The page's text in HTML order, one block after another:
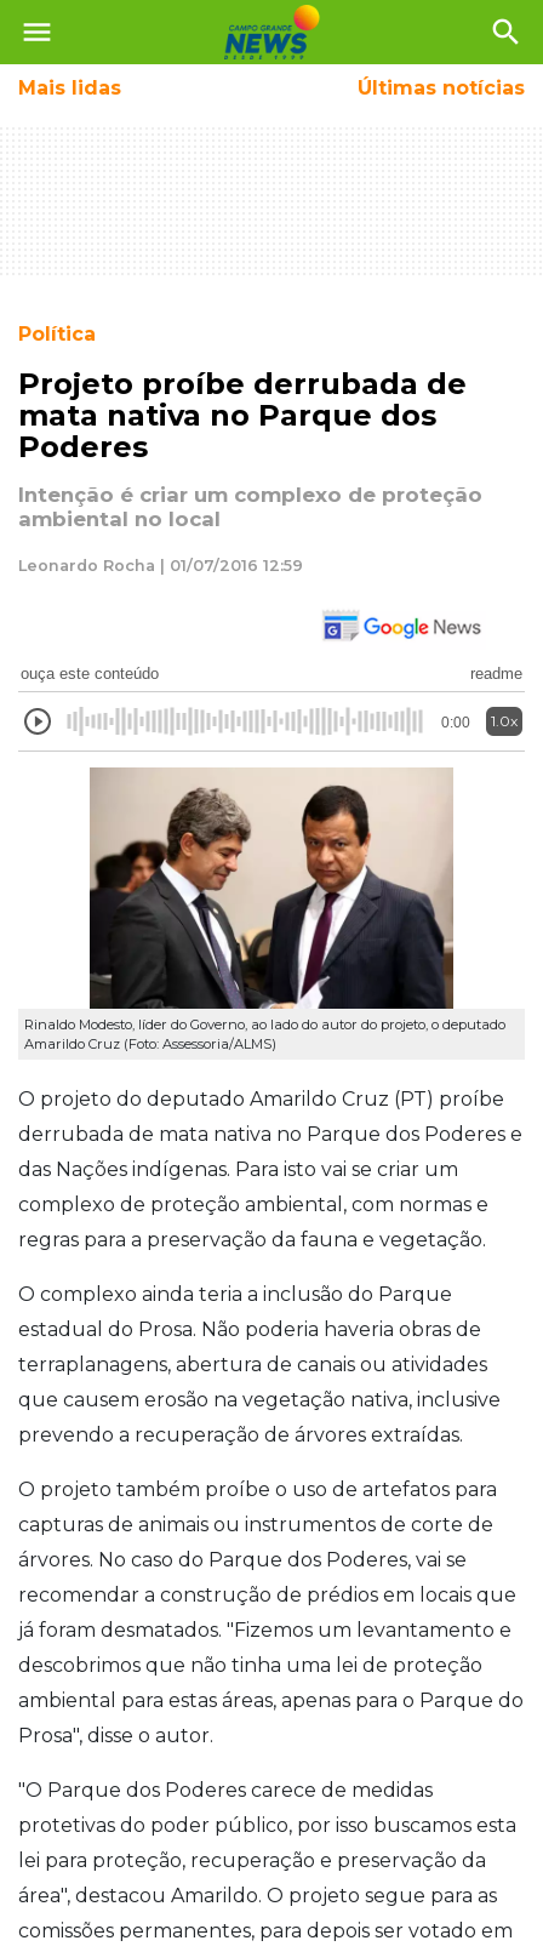
menu search
Mais lidas Últimas notícias
Política
Projeto proíbe derrubada de
mata nativa no Parque dos
Poderes
Intenção é criar um complexo de proteção
ambiental no local
Leonardo Rocha | 01/07/2016 12:59
ouça este conteúdo readme
0:00 1.0x
Rinaldo Modesto, líder do Governo, ao lado do autor do projeto, o deputado
Amarildo Cruz (Foto: Assessoria/ALMS)
O projeto do deputado Amarildo Cruz (PT) proíbe
derrubada de mata nativa no Parque dos Poderes e
das Nações indígenas. Para isto vai se criar um
complexo de proteção ambiental, com normas e
regras para a preservação da fauna e vegetação.
O complexo ainda teria a inclusão do Parque
estadual do Prosa. Não poderia haveria obras de
terraplanagens, abertura de canais ou atividades
que causem erosão na vegetação nativa, inclusive
prevendo a recuperação de árvores extraídas.
O projeto também proíbe o uso de artefatos para
capturas de animais ou instrumentos de corte de
árvores. No caso do Parque dos Poderes, vai se
recomendar a construção de prédios em locais que
já foram desmatados. "Fizemos um levantamento e
descobrimos que não tinha uma lei de proteção
ambiental para estas áreas, apenas para o Parque do
Prosa", disse o autor.
"O Parque dos Poderes carece de medidas
protetivas do poder público, por isso buscamos esta
lei para proteção, recuperação e preservação da
área", destacou Amarildo. O projeto segue para as
comissões permanentes, para depois ser votado em